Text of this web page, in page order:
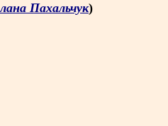
Пахальчук)